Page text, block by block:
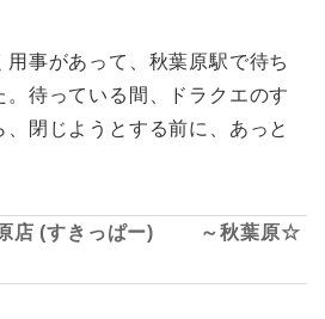
用事があって、秋葉原駅で待ち
待っている間、ドラクエのす
閉じようとする前に、あっと
原店 (すきっぱー) ～秋葉原☆